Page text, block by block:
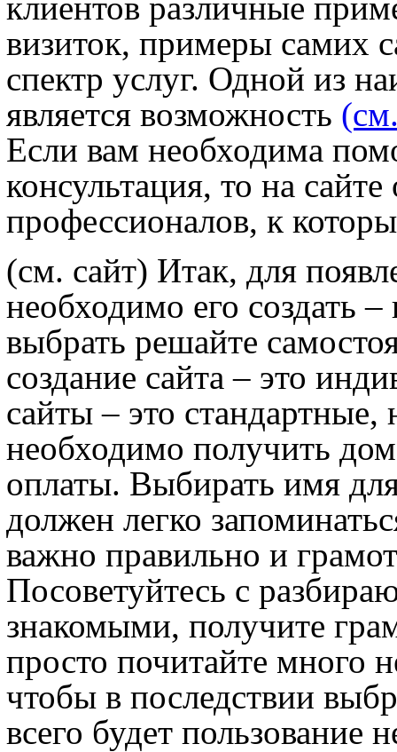
визиток, примеры самих
спектр услуг. Одной из
является возможность
Если вам необходима
консультация, то на
профессионалов, к
(см. сайт) Итак, для
необходимо его создать
выбрать решайте
создание сайта – это
сайты – это
необходимо получить
оплаты. Выбирать имя
должен легко
важно правильно и
Посоветуйтесь с
знакомыми, получите
просто почитайте много
чтобы в последствии
всего будет пользование